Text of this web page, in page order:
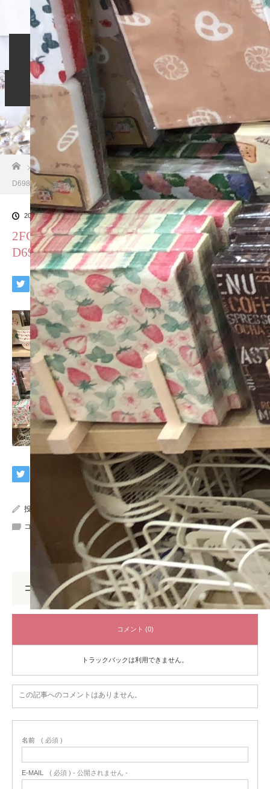
ホーム 入会のご案内
よくある質問 ご成婚者の声
スタッフブログ
ホーム
ブログ一覧
2FC41E2A-42FC-48A6-BB30-
D698BA22D449
2018.10.26
2FC41E2A-42FC-48A6-BB30-
D698BA22D449
投稿者:
コメント:
コメント
コメント (0)
トラックバックは利用できません。
この記事へのコメントはありません。
名前 ( 必須 )
E-MAIL ( 必須 ) - 公開されません -